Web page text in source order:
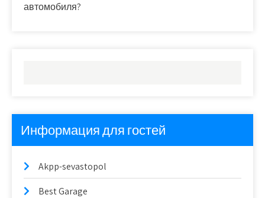
автомобиля?
Информация для гостей
Akpp-sevastopol
Best Garage